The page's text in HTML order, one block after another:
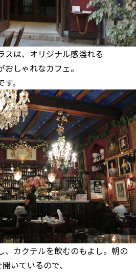
スは、オリジナル感溢れる
しゃれなカフェ。
。
、カクテルを飲むのもよし。朝の
いているので、